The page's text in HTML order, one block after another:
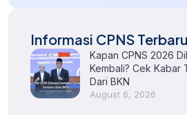
Informasi CPNS Terbaru
Kapan CPNS 2026
Kembali? Cek Kabar
Dari BKN
August 6, 2026